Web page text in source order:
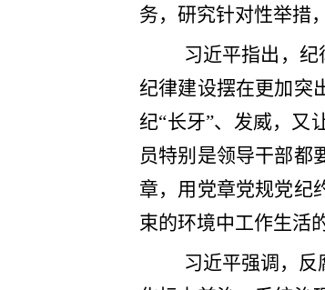
务，研究针对性举措
习近平指出，
纪律建设摆在更加突
纪“长牙”、发威，又
员特别是领导干部都
章，用党章党规党纪
束的环境中工作生活
习近平强调，